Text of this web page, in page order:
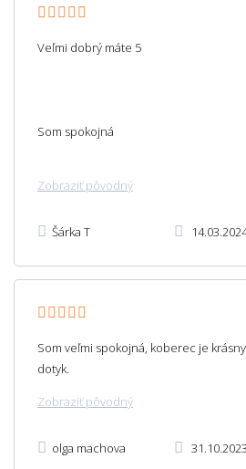
Veľmi dobrý máte 5
Som spokojná
Zobraziť pôvodný
Šárka T
Som veľmi spokojná, koberec je
dotyk.
Zobraziť pôvodný
olga machova 31.10.2023